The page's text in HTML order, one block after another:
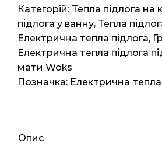
0,75
м2
1.5мп
120Вт
кількість
Категорій: Тепла підлога на
підлога у ванну, Тепла
Електрична тепла підлога,
Електрична тепла підлога
мати Woks
Позначка: Електрична
Опис